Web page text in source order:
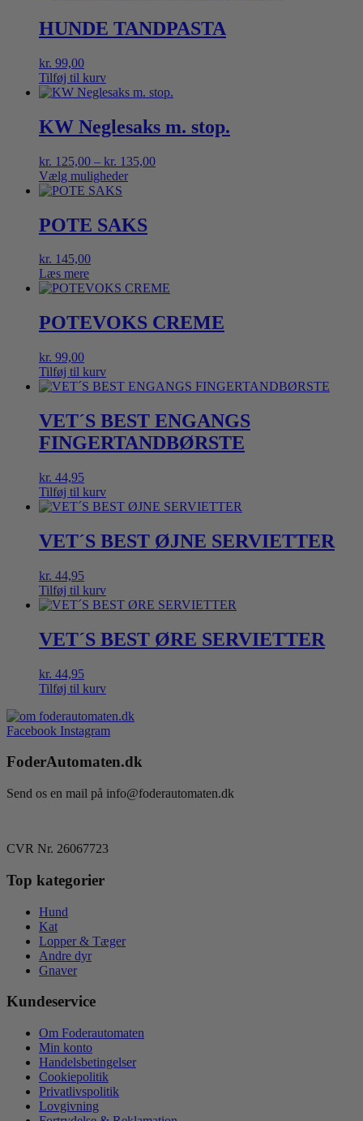
HUNDE TANDPASTA
kr. 99,00
Tilføj til kurv
KW Neglesaks m. stop.
kr. 125,00 – kr. 135,00Prisinterval:
Vælg muligheder
Dette
har
flere
Mulighederne
kan
vælges
varesiden
POTE SAKS
kr. 145,00
Læs mere
POTEVOKS CREME
kr. 99,00
Tilføj til kurv
VET´S BEST ENGANGS
FINGERTANDBØRSTE
kr. 44,95
Tilføj til kurv
VET´S BEST ØJNE SERVIETTER
kr. 44,95
Tilføj til kurv
VET´S BEST ØRE SERVIETTER
kr. 44,95
Tilføj til kurv
Facebook Instagram
FoderAutomaten.dk
Send os en mail på info@foderautomaten.dk
CVR Nr. 26067723
Top kategorier
Hund
Kat
Lopper & Tæger
Andre dyr
Gnaver
Kundeservice
Om Foderautomaten
Min konto
Handelsbetingelser
Cookiepolitik
Privatlivspolitik
Lovgivning